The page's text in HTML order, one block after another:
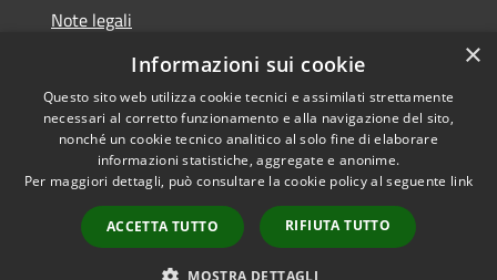
Note legali
Dichiarazione di accessibilità
Accessibilità
Copyright © 2026 • Comune di
Varzi • Powered by
Municipium•
Accesso
redazione
×
Informazioni sui cookie
Questo sito web utilizza cookie tecnici e assimilati strettamente
necessari al corretto funzionamento e alla navigazione del sito,
nonché un cookie tecnico analitico al solo fine di elaborare
informazioni statistiche, aggregate e anonime.
Per maggiori dettagli, può consultare la cookie policy al seguente link
ACCETTA TUTTO RIFIUTA TUTTO
MOSTRA DETTAGLI